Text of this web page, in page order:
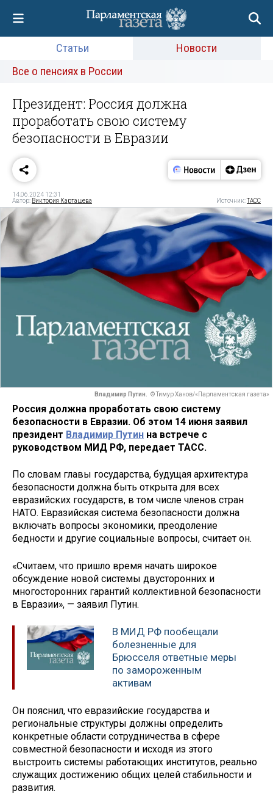
Статьи
Новости
Все о пенсиях в России
Президент: Россия должна
проработать свою систему
безопасности в Евразии
14.06.2024 12:31
Автор: Виктория Карташева Источник:ТАСС
Владимир Путин. © Тимур Ханов/«Парламентская газета»
Россия должна проработать свою систему
безопасности в Евразии. Об этом 14 июня заявил
президент Владимир Путин на встрече с
руководством МИД РФ, передает ТАСС.
По словам главы государства, будущая архитектура
безопасности должна быть открыта для всех
евразийских государств, в том числе членов стран
НАТО. Евразийская система безопасности должна
включать вопросы экономики, преодоление
бедности и другие социальные вопросы, считает он.
«Считаем, что пришло время начать широкое
обсуждение новой системы двусторонних и
многосторонних гарантий коллективной безопасности
в Евразии», — заявил Путин.
В МИД РФ пообещали
болезненные для
Брюсселя ответные меры
по замороженным
активам
Он пояснил, что евразийские государства и
региональные структуры должны определить
конкретные области сотрудничества в сфере
совместной безопасности и исходя из этого
выстроить системы работающих институтов, реально
служащих достижению общих целей стабильности и
развития.